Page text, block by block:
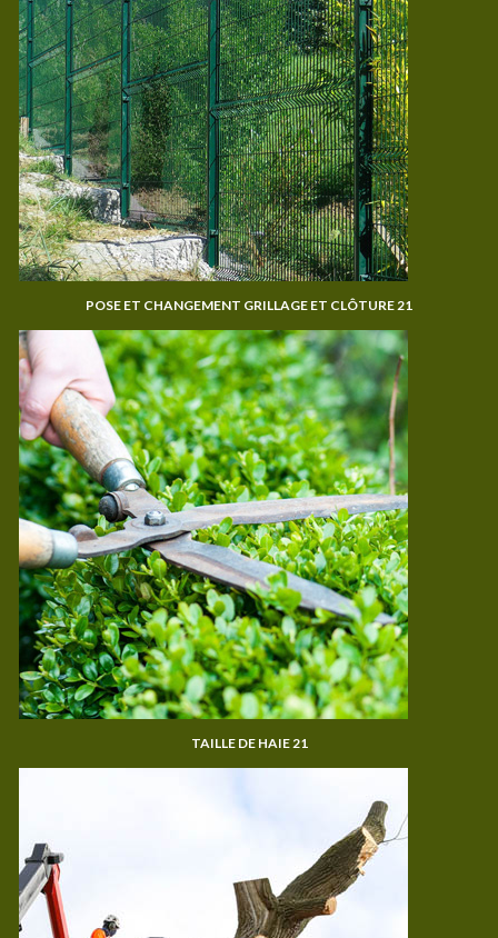
POSE ET CHANGEMENT GRILLAGE ET CLÔTURE 21
TAILLE DE HAIE 21